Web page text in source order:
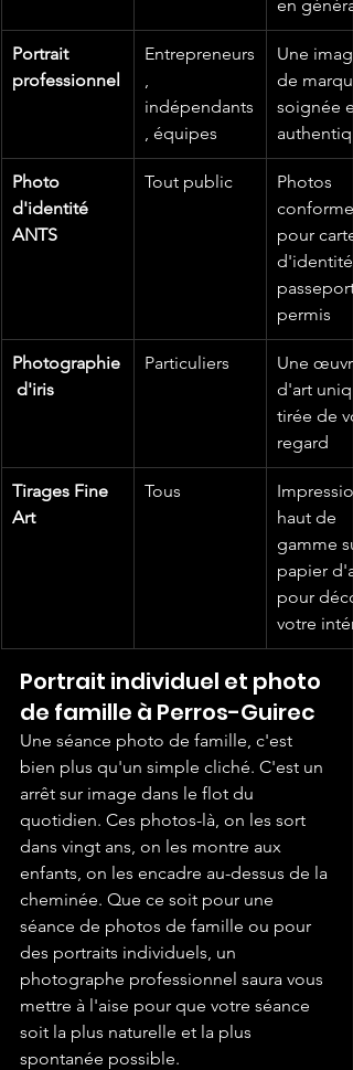
en
Portrait
professionnel
Entrepreneurs
,
indépendants
, équipes
Une
de
soignée
Photo
d'identité
ANTS
Tout public
Photos
pour carte
d'identité,
passeport,
permis
Photographie
d'iris
Particuliers
Une
d'art
tirée de
regard
Tirages Fine
Art
Tous
haut de
gamme
papier
pour
votre
Portrait individuel et photo
de famille à Perros-Guirec
Une séance photo de famille, c'est
bien plus qu'un simple cliché. C'est un
arrêt sur image dans le flot du
quotidien. Ces photos-là, on les sort
dans vingt ans, on les montre aux
enfants, on les encadre au-dessus de la
cheminée. Que ce soit pour une
séance de photos de famille ou pour
des portraits individuels, un
photographe professionnel saura vous
mettre à l'aise pour que votre séance
soit la plus naturelle et la plus
spontanée possible.